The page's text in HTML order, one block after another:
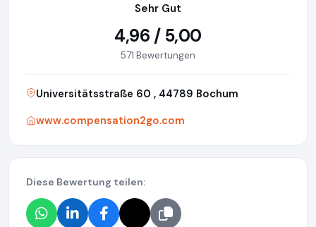
Sehr Gut
4,96 / 5,00
571 Bewertungen
Universitätsstraße 60 , 44789 Bochum
www.compensation2go.com
Diese Bewertung teilen: